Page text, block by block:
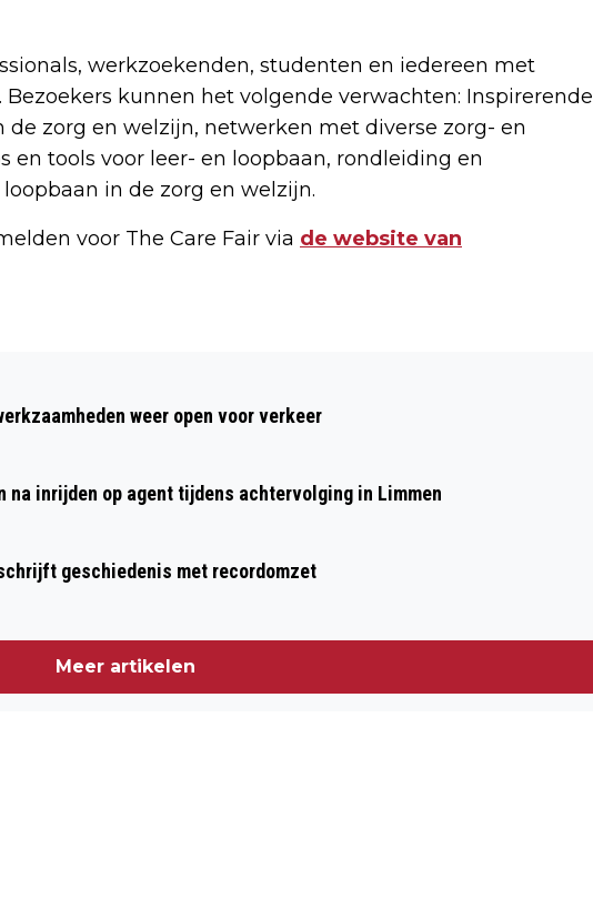
werkzoekenden, studenten en iedereen met
kunnen het volgende verwachten: Inspirerende
zorg en welzijn, netwerken met diverse zorg- en
en tools voor leer- en loopbaan, rondleiding en
in de zorg en welzijn.
voor The Care Fair via de website van
IN
GRATIS BOOMPJES UIT BIJ DIERENTUIN
weer open voor verkeer
na inrijden op agent tijdens achtervolging in Limmen
geschiedenis met recordomzet
Meer artikelen